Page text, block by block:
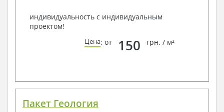
индивидуальность с индивидуальным
проектом!
Цена: от 150 грн. / м²
Пакет Геология